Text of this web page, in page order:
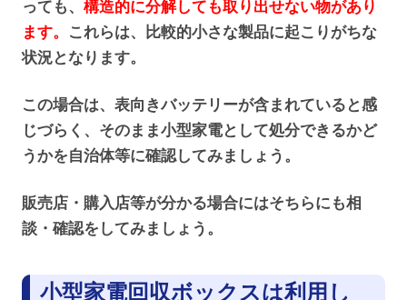
っても、 構造的に分解しても取り出せない物があり
ます。
これらは、比較的小さな製品に起こりがちな
状況となります。
この場合は、表向きバッテリーが含まれていると感
じづらく、そのまま小型家電として処分できるかど
うかを自治体等に確認してみましょう。
販売店・購入店等が分かる場合にはそちらにも相
談・確認をしてみましょう。
小型家電回収ボックスは利用し